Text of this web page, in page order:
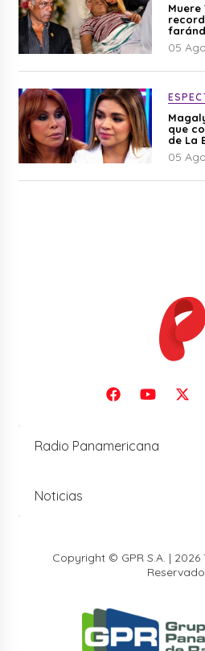
Cherres
05
que
de La
05
Radio Panamericana
Noticias
Copyright © GPR S.A. |